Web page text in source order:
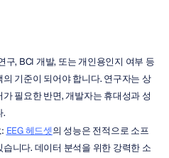
구, BCI 개발, 또는 개인용인지 여부 등
기준이 되어야 합니다. 연구자는 상
필요한 반면, 개발자는 휴대성과 성
.
: EEG 헤드셋의 성능은 전적으로 소프
니다. 데이터 분석을 위한 강력한 소